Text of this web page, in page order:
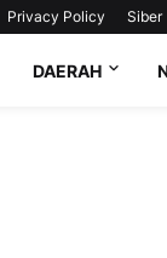
Privacy Policy Siber
DAERAH